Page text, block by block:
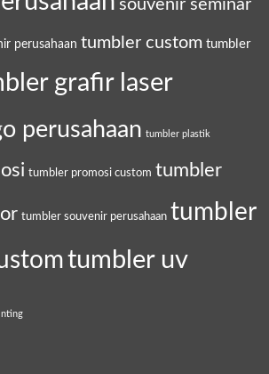
souvenir seminar
perusahaan tumbler custom tumbler
grafir laser
perusahaan tumbler plastik
tumbler promosi custom tumbler
tumbler souvenir perusahaan tumbler
tumbler uv